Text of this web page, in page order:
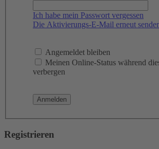
Ich habe mein Passwort vergessen
Die Aktivierungs-E-Mail erneut
Angemeldet bleiben
Meinen Online-Status während
verbergen
Registrieren